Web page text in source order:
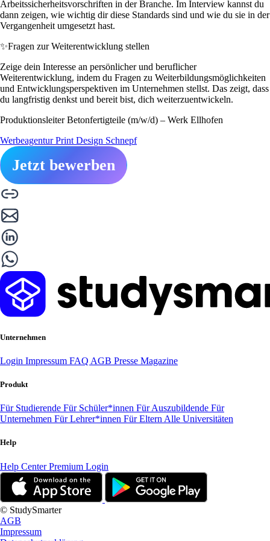
Arbeitssicherheitsvorschriften in der Branche. Im Interview kannst du
dann zeigen, wie wichtig dir diese Standards sind und wie du sie in der
Vergangenheit umgesetzt hast.
✨Fragen zur Weiterentwicklung stellen
Zeige dein Interesse an persönlicher und beruflicher
Weiterentwicklung, indem du Fragen zu Weiterbildungsmöglichkeiten
und Entwicklungsperspektiven im Unternehmen stellst. Das zeigt, dass
du langfristig denkst und bereit bist, dich weiterzuentwickeln.
Produktionsleiter Betonfertigteile (m/w/d) – Werk Ellhofen
Werbeagentur Print Design Schnepf
Jetzt bewerben
Unternehmen
Login Impressum FAQ AGB Presse Magazine
Produkt
Für Studierende Für Schüler*innen Für Auszubildende Für
Unternehmen Für Lehrer*innen Für Eltern Alle Universitäten
Help
Help CenterPremium Login
© StudySmarter
AGB
Impressum